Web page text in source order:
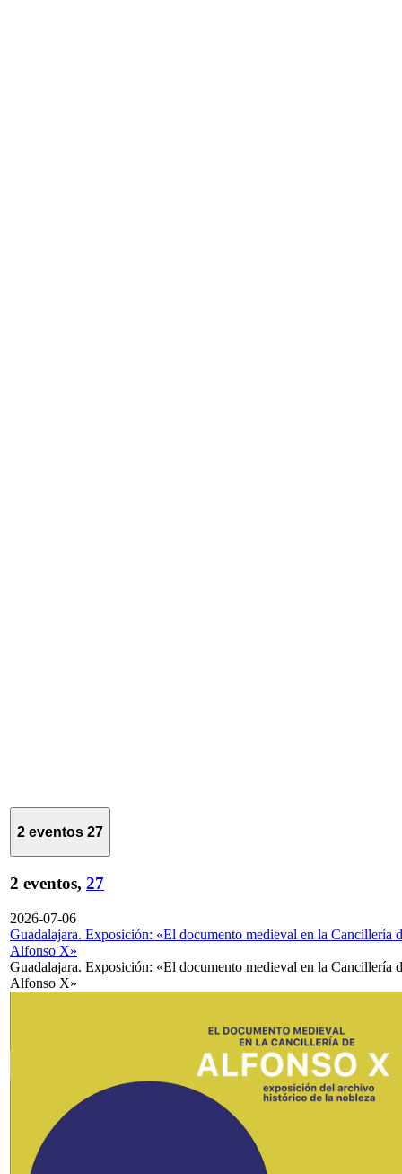
2 eventos 27
2 eventos, 27
2026-07-06
Guadalajara. Exposición: «El documento medieval en la Cancillería
Alfonso X»
Guadalajara. Exposición: «El documento medieval en la Cancillería
Alfonso X»